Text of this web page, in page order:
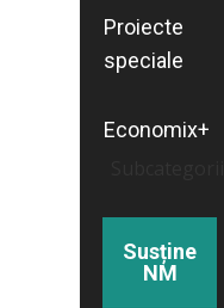
Proiecte
speciale
Economix+
Susține
NM